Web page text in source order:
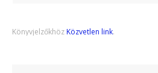
Könyvjelzőkhöz Közvetlen link.